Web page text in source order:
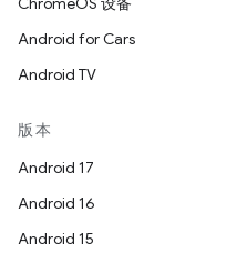
Android for Cars
Android TV
版本
Android 17
Android 16
Android 15